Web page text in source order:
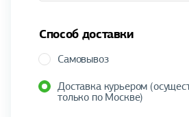
Способ доставки
Самовывоз
Доставка курьером
только по Москве)